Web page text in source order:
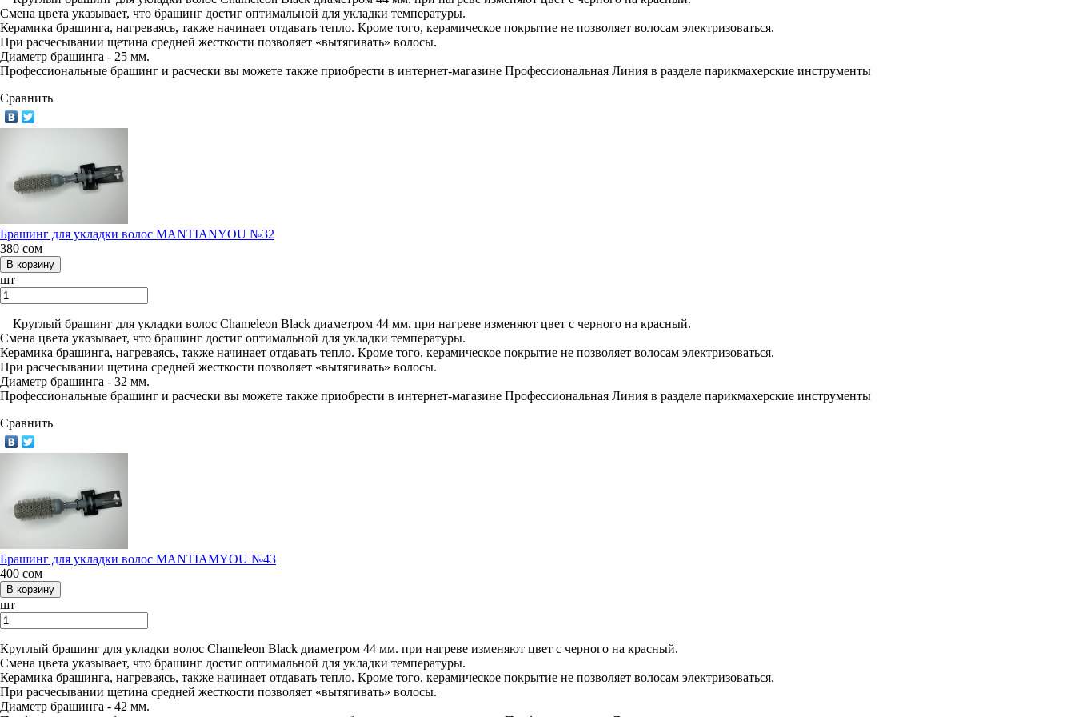
Смена цвета указывает, что брашинг достиг оптимальной для укладки температуры.
Керамика брашинга, нагреваясь, также начинает отдавать тепло. Кроме того, керамическое покрытие не позволяет волосам электризоваться.
При расчесывании щетина средней жесткости позволяет «вытягивать» волосы.
Диаметр брашинга - 25 мм.
Профессиональные брашинг и расчески вы можете также приобрести в интернет-магазине Профессиональная Линия в разделе парикмахерские инструменты
Сравнить
Брашинг для укладки волос MANTIANYOU №32
380 сом
шт
Круглый брашинг для укладки волос Chameleon Black диаметром 44 мм. при нагреве изменяют цвет с черного на красный.
Смена цвета указывает, что брашинг достиг оптимальной для укладки температуры.
Керамика брашинга, нагреваясь, также начинает отдавать тепло. Кроме того, керамическое покрытие не позволяет волосам электризоваться.
При расчесывании щетина средней жесткости позволяет «вытягивать» волосы.
Диаметр брашинга - 32 мм.
Профессиональные брашинг и расчески вы можете также приобрести в интернет-магазине Профессиональная Линия в разделе парикмахерские инструменты
Сравнить
Брашинг для укладки волос MANTIAMYOU №43
400 сом
шт
Круглый брашинг для укладки волос Chameleon Black диаметром 44 мм. при нагреве изменяют цвет с черного на красный.
Смена цвета указывает, что брашинг достиг оптимальной для укладки температуры.
Керамика брашинга, нагреваясь, также начинает отдавать тепло. Кроме того, керамическое покрытие не позволяет волосам электризоваться.
При расчесывании щетина средней жесткости позволяет «вытягивать» волосы.
Диаметр брашинга - 42 мм.